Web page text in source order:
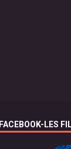
FACEBOOK-LES